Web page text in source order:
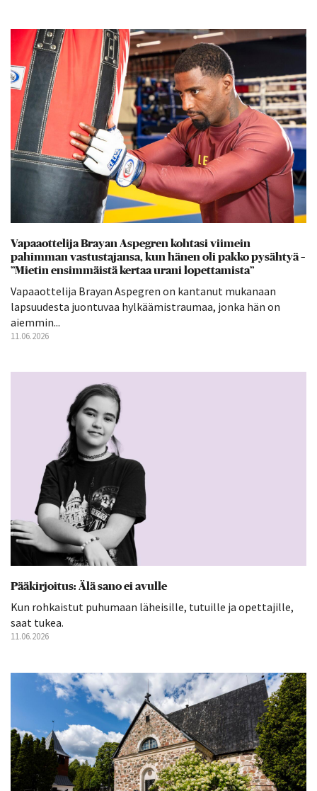
Vapaaottelija Brayan Aspegren kohtasi viimein
pahimman vastustajansa, kun hänen oli pakko pysähtyä –
”Mietin ensimmäistä kertaa urani lopettamista”
Vapaaottelija Brayan Aspegren on kantanut mukanaan
lapsuudesta juontuvaa hylkäämistraumaa, jonka hän on
aiemmin...
11.06.2026
Pääkirjoitus: Älä sano ei avulle
Kun rohkaistut puhumaan läheisille, tutuille ja opettajille,
saat tukea.
11.06.2026